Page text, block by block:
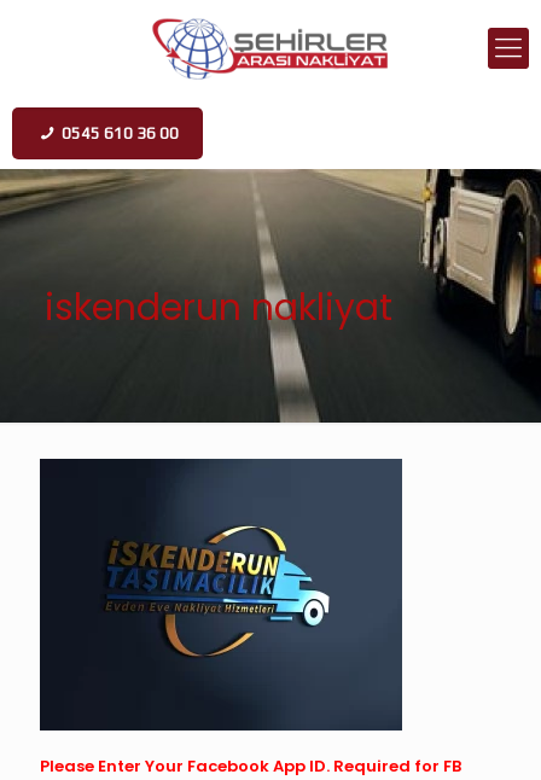
0545 610 36 00
iskenderun nakliyat
Please Enter Your Facebook App ID. Required for FB